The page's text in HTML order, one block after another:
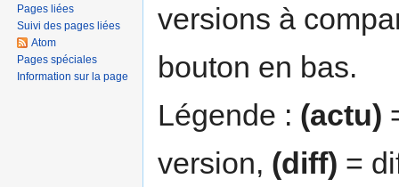
versions à
bouton en bas.
Légende : (actu)
version, (diff) =
Pages liées
Suivi des pages liées
Atom
Pages spéciales
Information sur la page